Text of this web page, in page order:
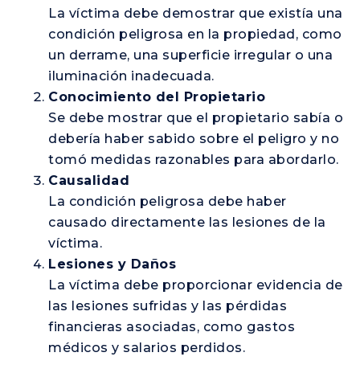
La víctima debe demostrar que existía una
condición peligrosa en la propiedad, como
un derrame, una superficie irregular o una
iluminación inadecuada.
Conocimiento del Propietario
Se debe mostrar que el propietario sabía o
debería haber sabido sobre el peligro y no
tomó medidas razonables para abordarlo.
Causalidad
La condición peligrosa debe haber
causado directamente las lesiones de la
víctima.
Lesiones y Daños
La víctima debe proporcionar evidencia de
las lesiones sufridas y las pérdidas
financieras asociadas, como gastos
médicos y salarios perdidos.